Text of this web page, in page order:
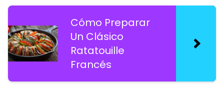
Cómo Preparar
Un Clásico
Ratatouille
Francés